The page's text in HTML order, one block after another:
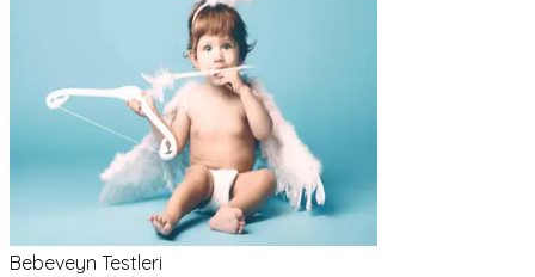
Bebeveyn Testleri